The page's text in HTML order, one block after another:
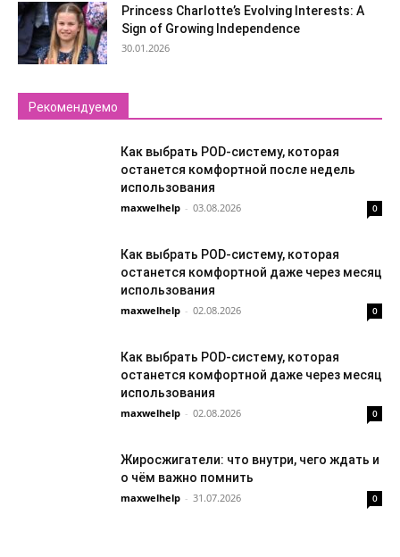
Princess Charlotte’s Evolving Interests: A
Sign of Growing Independence
30.01.2026
Рекомендуемо
Как выбрать POD-систему, которая
останется комфортной после недель
использования
maxwelhelp - 03.08.2026 0
Как выбрать POD-систему, которая
останется комфортной даже через месяц
использования
maxwelhelp - 02.08.2026 0
Как выбрать POD-систему, которая
останется комфортной даже через месяц
использования
maxwelhelp - 02.08.2026 0
Жиросжигатели: что внутри, чего ждать и
о чём важно помнить
maxwelhelp - 31.07.2026 0